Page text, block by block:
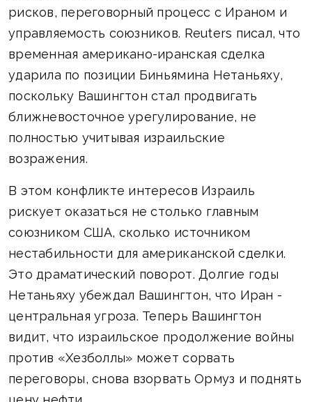
рисков, переговорный процесс с Ираном и
управляемость союзников. Reuters писал, что
временная американо-иранская сделка
ударила по позиции Биньямина Нетаньяху,
поскольку Вашингтон стал продвигать
ближневосточное урегулирование, не
полностью учитывая израильские
возражения.
В этом конфликте интересов Израиль
рискует оказаться не столько главным
союзником США, сколько источником
нестабильности для американской сделки.
Это драматический поворот. Долгие годы
Нетаньяху убеждал Вашингтон, что Иран -
центральная угроза. Теперь Вашингтон
видит, что израильское продолжение войны
против «Хезболлы» может сорвать
переговоры, снова взорвать Ормуз и поднять